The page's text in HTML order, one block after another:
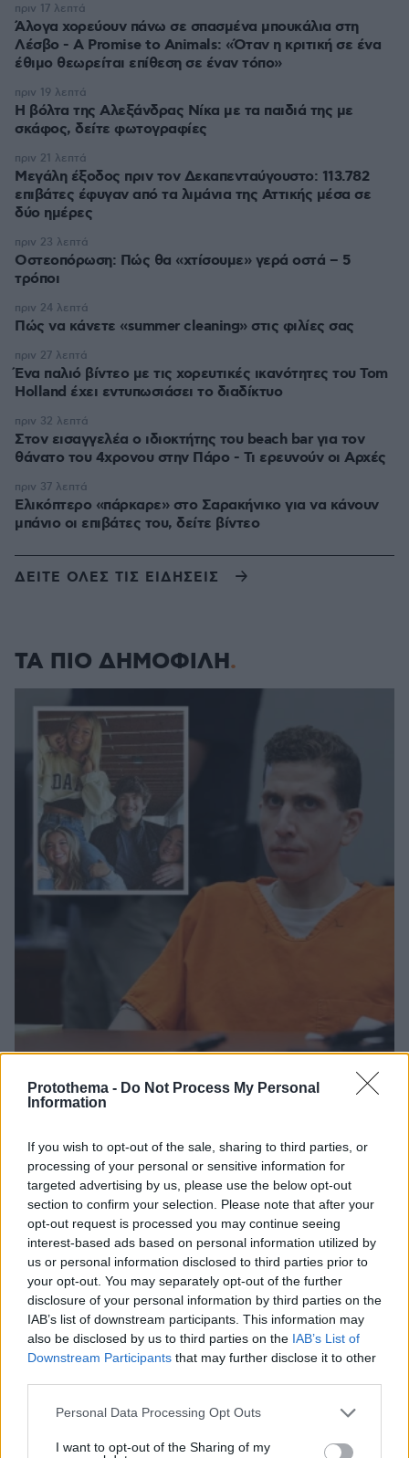
Protothema - Do Not Process My Personal
Information
If you wish to opt-out of the sale, sharing to third parties, or
processing of your personal or sensitive information for
targeted advertising by us, please use the below opt-out
section to confirm your selection. Please note that after your
opt-out request is processed you may continue seeing
interest-based ads based on personal information utilized by
us or personal information disclosed to third parties prior to
your opt-out. You may separately opt-out of the further
disclosure of your personal information by third parties on the
IAB’s list of downstream participants. This information may
also be disclosed by us to third parties on the IAB’s List of
Downstream Participants that may further disclose it to other
Please note that this website/app uses one or more Google
not limited to your visit or usage behaviour. You may click to
Personal Data Processing Opt Outs
I want to opt-out of the Sharing of my
Άλογα χορεύουν πάνω σε σπασμένα μπουκάλια στη
Λέσβο - A Promise to Animals: «Όταν η κριτική σε ένα
έθιμο θεωρείται επίθεση σε έναν τόπο»
πριν 17 λεπτά
Η βόλτα της Αλεξάνδρας Νίκα με τα παιδιά της με
σκάφος, δείτε φωτογραφίες
πριν 19 λεπτά
Μεγάλη έξοδος πριν τον Δεκαπενταύγουστο: 113.782
επιβάτες έφυγαν από τα λιμάνια της Αττικής μέσα σε
δύο ημέρες
πριν 21 λεπτά
Οστεοπόρωση: Πώς θα «χτίσουμε» γερά οστά – 5
τρόποι
πριν 23 λεπτά
Πώς να κάνετε «summer cleaning» στις φιλίες σας
πριν 24 λεπτά
Ένα παλιό βίντεο με τις χορευτικές ικανότητες του Tom
Holland έχει εντυπωσιάσει το διαδίκτυο
πριν 27 λεπτά
Στον εισαγγελέα ο ιδιοκτήτης του beach bar για τον
θάνατο του 4χρονου στην Πάρο - Τι ερευνούν οι Αρχές
πριν 32 λεπτά
Ελικόπτερο «πάρκαρε» στο Σαρακήνικο για να κάνουν
μπάνιο οι επιβάτες του, δείτε βίντεο
πριν 37 λεπτά
ΔΕΙΤΕ ΟΛΕΣ ΤΙΣ ΕΙΔΗΣΕΙΣ
ΤΑ ΠΙΟ ΔΗΜΟΦΙΛΗ
Το σπίτι του τρόμου στο Άινταχο: Η νύχτα που
λεπτά
09.08.2026, 08:33